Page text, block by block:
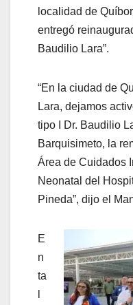
localidad de
entregó
Baudilio Lara”.
“En la ciudad de
Lara, dejamos
tipo I Dr. Baudilio
Barquisimeto, la
Área de Cuidados
Neonatal del
Pineda”, dijo el
E
n
ta